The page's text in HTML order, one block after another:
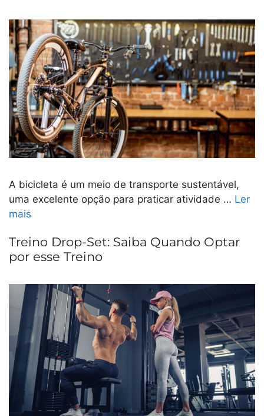
A bicicleta é um meio de transporte sustentável,
uma excelente opção para praticar atividade … Ler
mais
Treino Drop-Set: Saiba Quando Optar
por esse Treino